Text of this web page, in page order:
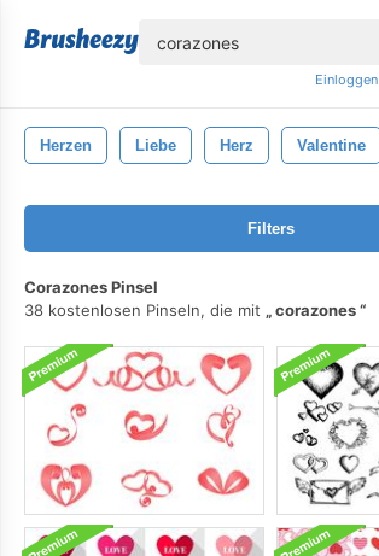
Einloggen
Herzen Liebe Herz Valentine
Filters
Corazones Pinsel
38 kostenlosen Pinseln, die mit
corazones